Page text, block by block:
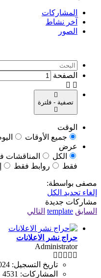
المشاركات
آخر نشاط
الصور
الصفحة
تصفية - فلترة
الوقت
جميع الأوقات
عرض
الكل
المناقشات
فقط
روابط فقط
مصفى بواسطة:
إلغاء تحديد الكل
مشاركات جديدة
السابق template التالي
حراج نشر الاعلانات
Administrator
تاريخ التسجيل:
المشاركات: 4531